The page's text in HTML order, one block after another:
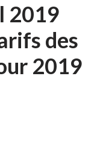
2019
des
2019